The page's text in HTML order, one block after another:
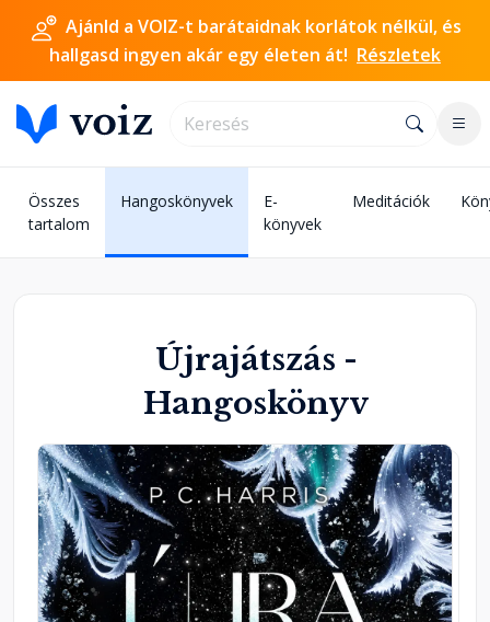
Ajánld a VOIZ-t barátaidnak korlátok nélkül, és
hallgasd ingyen akár egy életen át! Részletek
Összes
tartalom
Hangoskönyvek
E-
könyvek
Meditációk
Újrajátszás -
Hangoskönyv